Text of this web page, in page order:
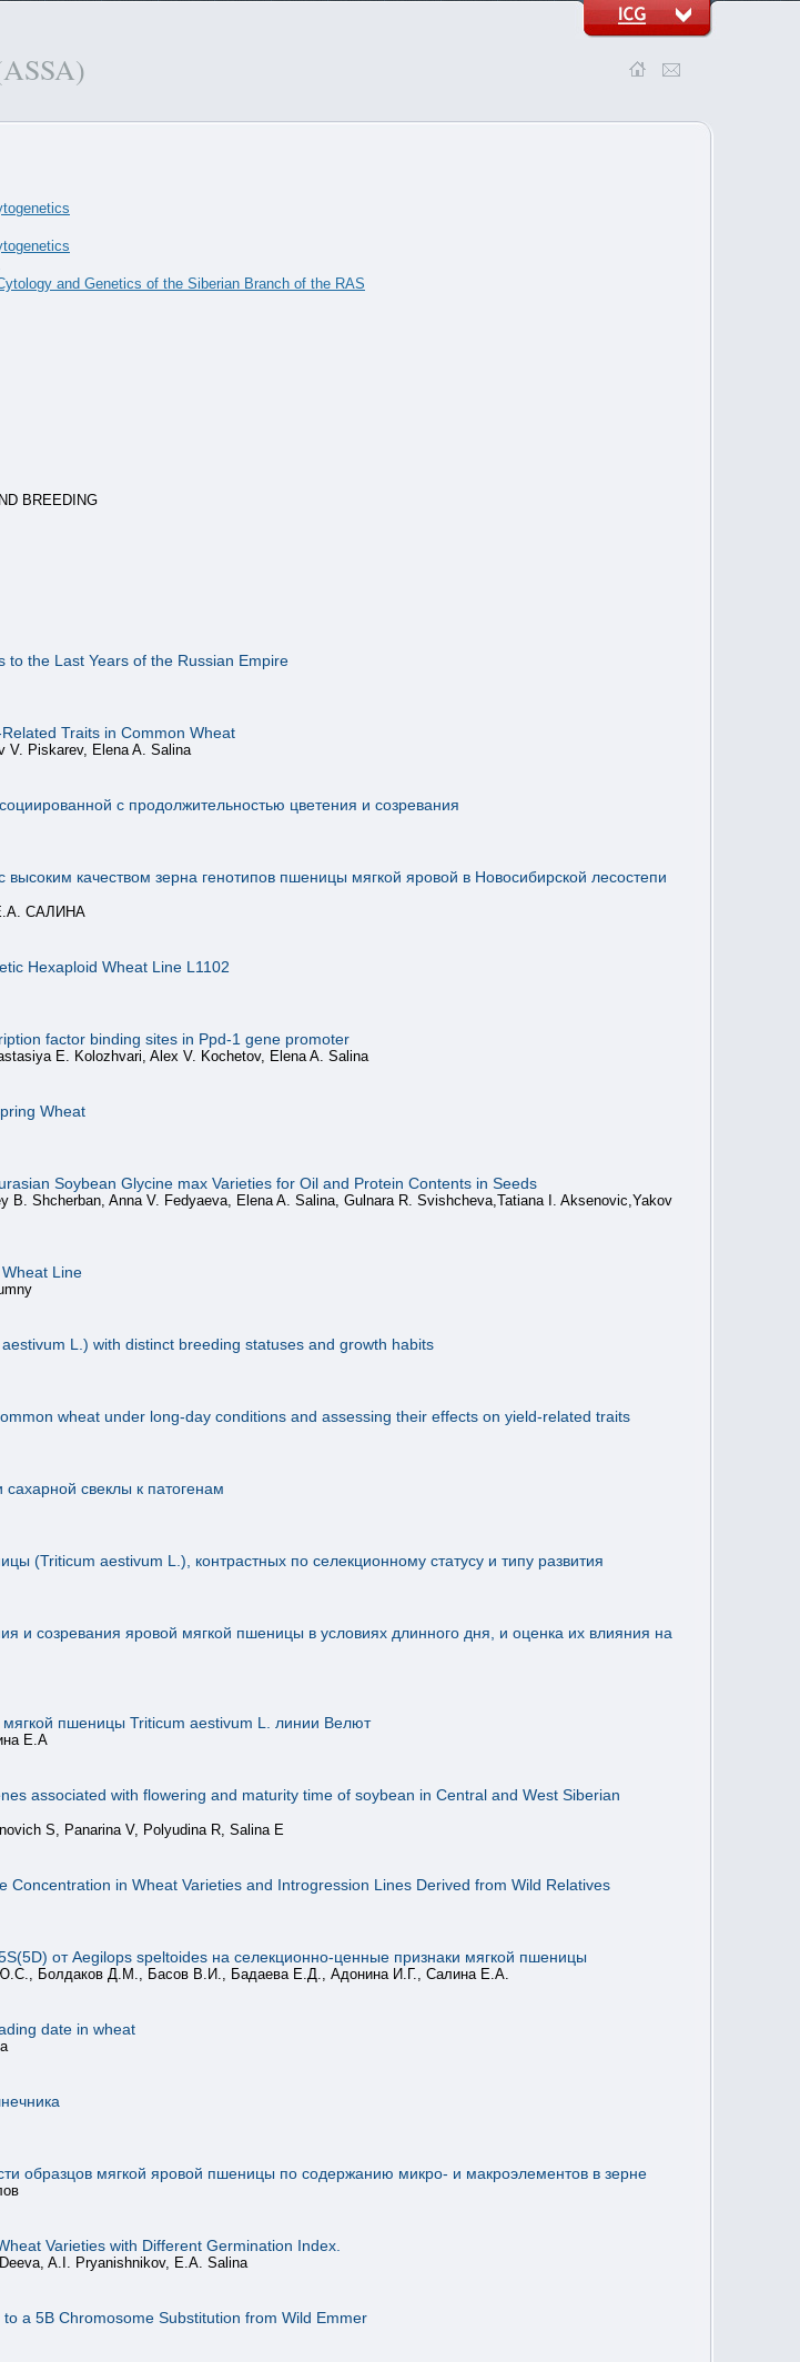
and Genetics of the Siberian Branch of the RAS
BREEDING
the Last Years of the Russian Empire
Traits in Common Wheat
V. Piskarev, Elena A. Salina
с продолжительностью цветения и созревания
качеством зерна генотипов пшеницы мягкой яровой в Новосибирской лесостепи
САЛИНА
Hexaploid Wheat Line L1102
factor binding sites in Ppd-1 gene promoter
E. Kolozhvari, Alex V. Kochetov, Elena A. Salina
Wheat
Soybean Glycine max Varieties for Oil and Protein Contents in Seeds
B. Shcherban, Anna V. Fedyaeva, Elena A. Salina, Gulnara R. Svishcheva,Tatiana I. Aksenovic,Yakov
Line
L.) with distinct breeding statuses and growth habits
wheat under long-day conditions and assessing their effects on yield-related traits
свеклы к патогенам
(Triticum aestivum L.), контрастных по селекционному статусу и типу развития
и созревания яровой мягкой пшеницы в условиях длинного дня, и оценка их влияния на
пшеницы Triticum aestivum L. линии Велют
Е.А
associated with flowering and maturity time of soybean in Central and West Siberian
S, Panarina V, Polyudina R, Salina E
in Wheat Varieties and Introgression Lines Derived from Wild Relatives
от Aegilops speltoides на селекционно-ценные признаки мягкой пшеницы
Болдаков Д.М., Басов В.И., Бадаева Е.Д., Адонина И.Г., Салина Е.А.
date in wheat
образцов мягкой яровой пшеницы по содержанию микро- и макроэлементов в зерне
Varieties with Different Germination Index.
A.I. Pryanishnikov, E.A. Salina
a 5B Chromosome Substitution from Wild Emmer